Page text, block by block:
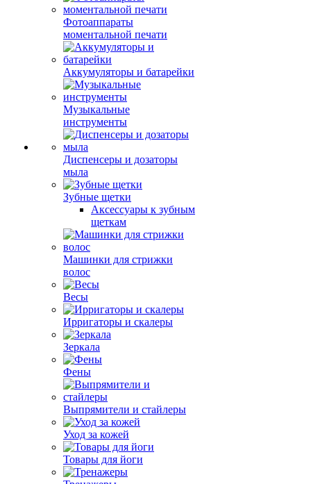
Фотоаппараты
моментальной печати
Аккумуляторы и батарейки
Музыкальные
инструменты
Диспенсеры и дозаторы
мыла
Зубные щетки
Аксессуары к зубным
щеткам
Машинки для стрижки
волос
Весы
Ирригаторы и скалеры
Зеркала
Фены
Выпрямители и стайлеры
Уход за кожей
Товары для йоги